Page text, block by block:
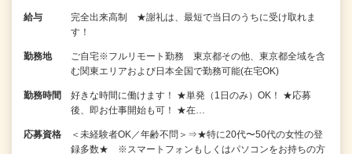
給与
完全出来高制 ★謝礼は、最短で当日のうちに受け取れま
す！
勤務地
ご自宅※フルリモート勤務 東京都その他、東京都全域を含
む関東エリアおよび日本全国で勤務可能(在宅OK)
勤務時間
好きな時間に働けます！ ★単発（1日のみ）OK！ ★応募
後、即お仕事開始も可！ ★在…
応募資格
＜未経験者OK／年齢不問＞⇒★特に20代〜50代の女性の登
録多数★ ※スマートフォンもしくはパソコンをお持ちの方